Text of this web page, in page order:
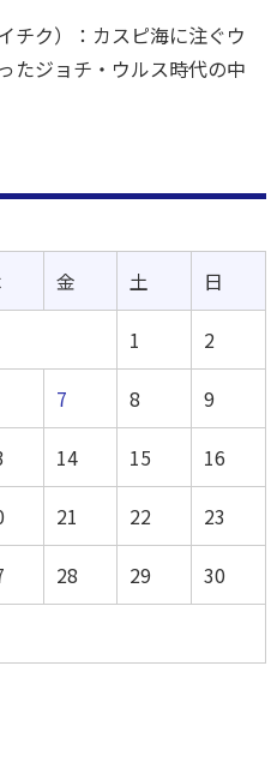
ク）：カスピ海に注ぐウ
たジョチ・ウルス時代の中
金 土 日
1 2
7 8 9
14 15 16
21 22 23
28 29 30